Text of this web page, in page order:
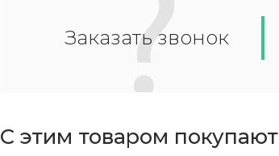
Заказать звонок
С этим товаром покупают